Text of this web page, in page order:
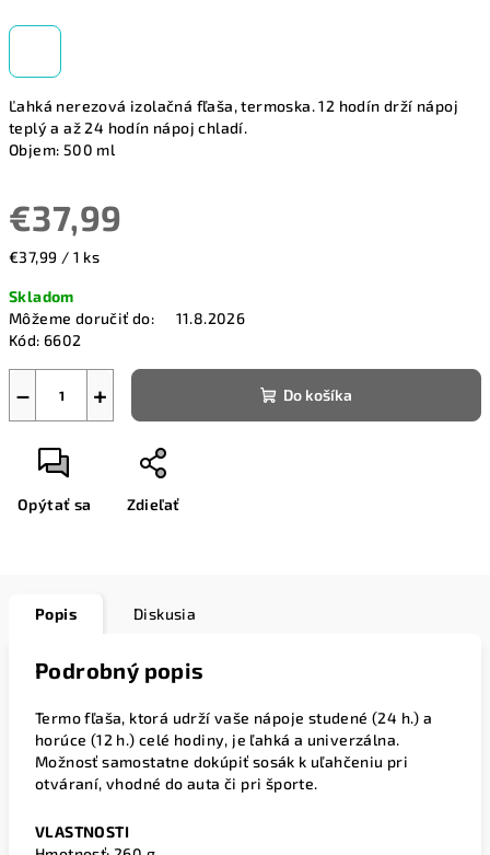
Ľahká nerezová izolačná fľaša, termoska. 12 hodín drží nápoj
teplý a až 24 hodín nápoj chladí.
Objem: 500 ml
€37,99
Jednotková
€37,99 / 1 ks
Skladom
Môžeme doručiť do:
11.8.2026
Kód: 6602
+
− Do košíka
Opýtať sa Zdieľať
Popis Diskusia
Podrobný popis
Termo fľaša, ktorá udrží vaše nápoje studené (24 h.) a
horúce (12 h.) celé hodiny, je ľahká a univerzálna.
Možnosť samostatne dokúpiť sosák k uľahčeniu pri
otváraní, vhodné do auta či pri športe.
VLASTNOSTI